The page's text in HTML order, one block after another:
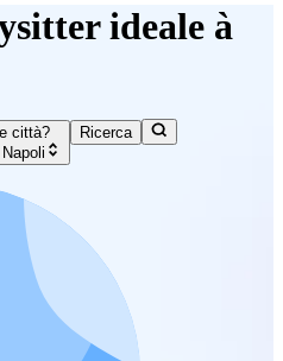
ideale à
città?
Ricerca